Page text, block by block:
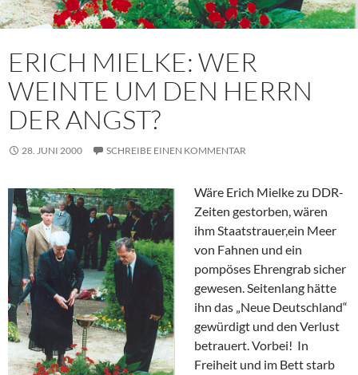
ERICH MIELKE: WER
WEINTE UM DEN HERRN
DER ANGST?
28. JUNI 2000 SCHREIBE EINEN KOMMENTAR
Wäre Erich Mielke zu DDR-
Zeiten gestorben, wären
ihm Staatstrauer,ein Meer
von Fahnen und ein
pompöses Ehrengrab sicher
gewesen. Seitenlang hätte
ihn das „Neue Deutschland“
gewürdigt und den Verlust
betrauert. Vorbei! In
Freiheit und im Bett starb